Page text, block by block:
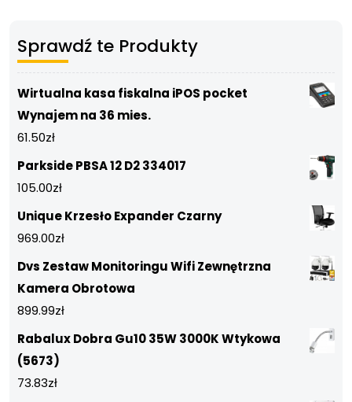
Sprawdź te Produkty
Wirtualna kasa fiskalna iPOS pocket
Wynajem na 36 mies.
61.50zł
Parkside PBSA 12 D2 334017
105.00zł
Unique Krzesło Expander Czarny
969.00zł
Dvs Zestaw Monitoringu Wifi Zewnętrzna
Kamera Obrotowa
899.99zł
Rabalux Dobra Gu10 35W 3000K Wtykowa
(5673)
73.83zł